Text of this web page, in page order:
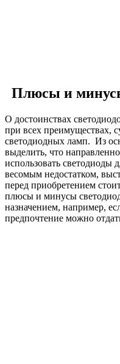
Плюсы и
О достоинствах
при всех преимуществах,
светодиодных ламп. Из
выделить, что
использовать
весомым недостатком,
перед приобретением
плюсы и минусы
назначением, например,
предпочтение можно